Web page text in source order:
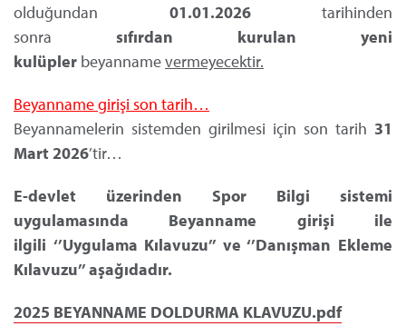
olduğundan 01.01.2026tarihinden
sonra sıfırdan
kurulan yeni
kulüpler beyannamevermeyecektir.
Beyanname girişi son tarih…
Beyannamelerin sistemden girilmesi için son tarih 31
Mart 2026’tir…
E-devlet üzerinden Spor Bilgi sistemi
uygulamasında Beyanname girişi ile
ilgili ‘’Uygulama Kılavuzu’’ ve ‘’Danışman Ekleme
Kılavuzu’’ aşağıdadır.
2025 BEYANNAME DOLDURMA KLAVUZU.pdf